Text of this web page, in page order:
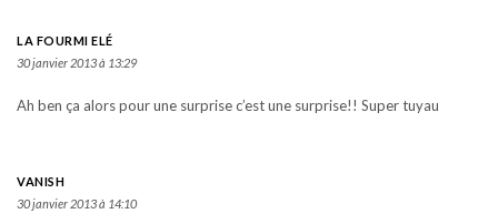
LA FOURMI ELÉ
30 janvier 2013 à 13:29
Ah ben ça alors pour une surprise c’est une surprise!! Super tuyau
VANISH
30 janvier 2013 à 14:10